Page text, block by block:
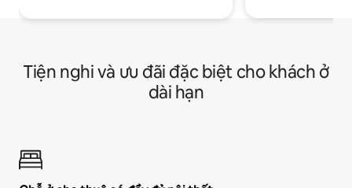
Tiện nghi và ưu đãi đặc biệt cho khách ở
dài hạn